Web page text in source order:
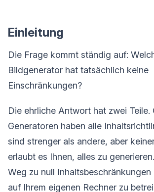
Einleitung
Die Frage kommt ständig auf:
Bildgenerator hat tatsächlich keine
Einschränkungen?
Die ehrliche Antwort hat zwei
Generatoren haben alle
sind strenger als andere, aber
erlaubt es Ihnen, alles zu
Weg zu null
auf Ihrem eigenen Rechner zu